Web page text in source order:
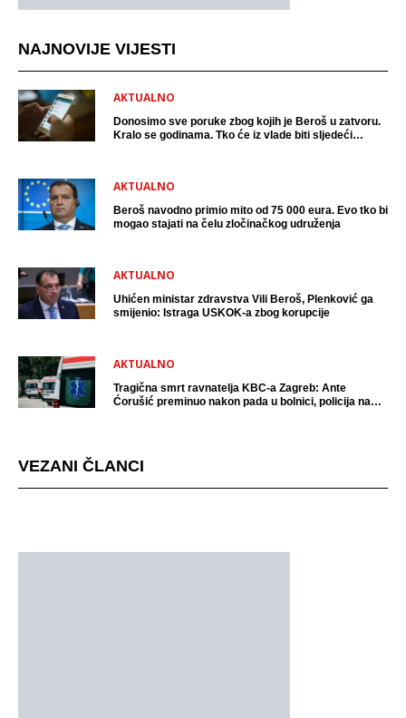
NAJNOVIJE VIJESTI
AKTUALNO
Donosimo sve poruke zbog kojih je Beroš u zatvoru.
Kralo se godinama. Tko će iz vlade biti sljedeći
AKTUALNO
Beroš navodno primio mito od 75 000 eura. Evo tko bi
mogao stajati na čelu zločinačkog udruženja
AKTUALNO
Uhićen ministar zdravstva Vili Beroš, Plenković ga
smijenio: Istraga USKOK-a zbog korupcije
AKTUALNO
Tragična smrt ravnatelja KBC-a Zagreb: Ante
Ćorušić preminuo nakon pada u bolnici, policija na
VEZANI ČLANCI